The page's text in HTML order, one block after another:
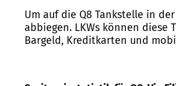
Um auf die Q8 Tankstelle in
abbiegen. LKWs können diese
Bargeld, Kreditkarten und